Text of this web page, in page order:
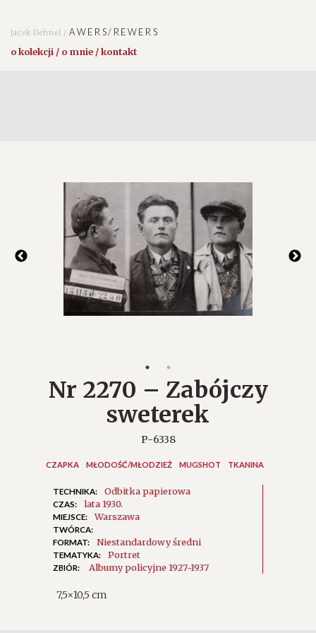
Jacek Dehnel /AWERS/REWERS
o kolekcji / o mnie / kontakt
Nr 2270 – Zabójczy
sweterek
P-6338
CZAPKA MŁODOŚĆ/MŁODZIEŻ MUGSHOT TKANINA
TECHNIKA: Odbitka papierowa
CZAS: lata 1930.
MIEJSCE: Warszawa
TWÓRCA:
FORMAT:
Niestandardowy średni
TEMATYKA: Portret
ZBIÓR: Albumy policyjne 1927-1937
7,5×10,5 cm